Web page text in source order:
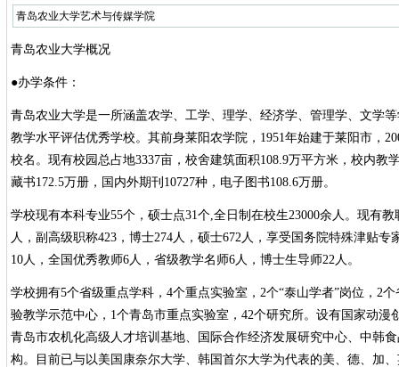
青岛农业大学艺术与传媒学院
青岛农业大学概况
●办学条件：
青岛农业大学是一所涵盖农学、工学、理学、经济学、管理学、文学
教学水平评估优秀学校。其前身莱阳农学院，1951年始建于莱阳市，
校名。现有校园总占地3337亩，校舍建筑面积108.9万平方米，校内教
藏书172.5万册，国内外期刊10727种，电子图书108.6万册。
学校现有本科专业55个，硕士点31个,全日制在校生23000余人。现有
人，副高级职称423，博士274人，硕士672人，享受国务院特殊津贴
10人，全国优秀教师6人，省级教学名师6人，博士生导师22人。
学校拥有5个省级重点学科，4个重点实验室，2个“泰山学者”岗位，2
验教学示范中心，1个青岛市重点实验室，42个研究所。设有国家动漫
青岛市农机化高级人才培训基地、国际合作经济发展研究中心、中韩
构。目前已与以美国康奈尔大学、韩国首尔大学为代表的美、德、加